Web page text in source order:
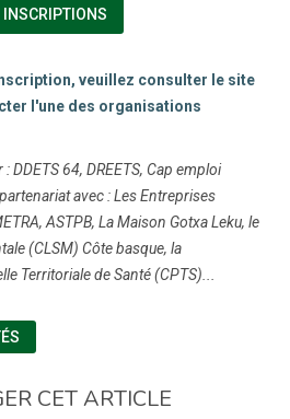
INSCRIPTIONS
veuillez consulter le site
l'une des organisations
DDETS 64, DREETS, Cap emploi
avec : Les Entreprises
ASTPB, La Maison Gotxa Leku, le
(CLSM) Côte basque, la
Territoriale de Santé (CPTS)...
CET ARTICLE